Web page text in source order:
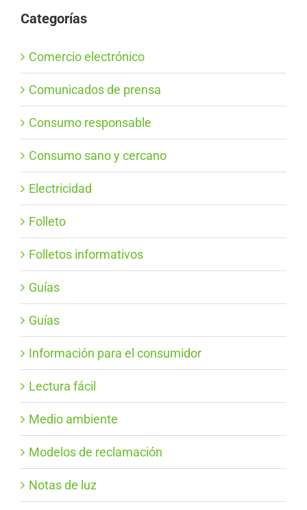
Categorías
Comercio electrónico
Comunicados de prensa
Consumo responsable
Consumo sano y cercano
Electricidad
Folleto
Folletos informativos
Guías
Guías
Información para el consumidor
Lectura fácil
Medio ambiente
Modelos de reclamación
Notas de luz